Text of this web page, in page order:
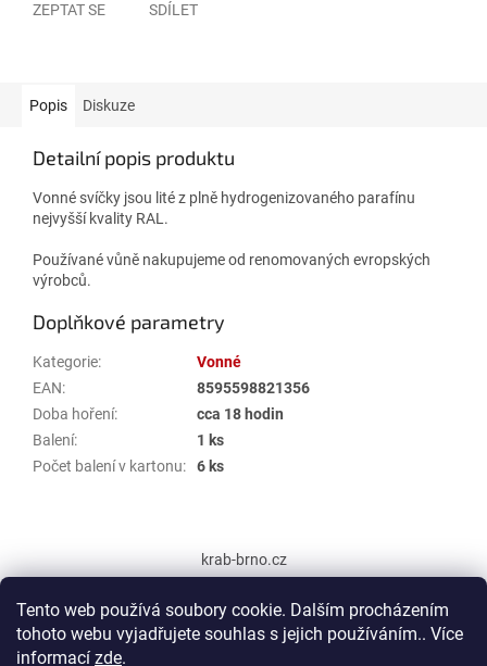
Tento web používá soubory cookie. Dalším procházením
tohoto webu vyjadřujete souhlas s jejich používáním.. Více
informací zde.
ZEPTAT SE SDÍLET
Popis Diskuze
Detailní popis produktu
Vonné svíčky jsou lité z plně hydrogenizovaného parafínu
nejvyšší kvality RAL.
Používané vůně nakupujeme od renomovaných evropských
výrobců.
Doplňkové parametry
Kategorie:
Vonné
EAN:
8595598821356
Doba hoření:
cca 18 hodin
Balení:
1 ks
Počet balení v kartonu: 6 ks
p
krab-brno.cz